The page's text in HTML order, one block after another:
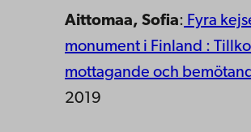
Aittomaa, Sofia: Fyra
monument i Finland :
mottagande och
2019